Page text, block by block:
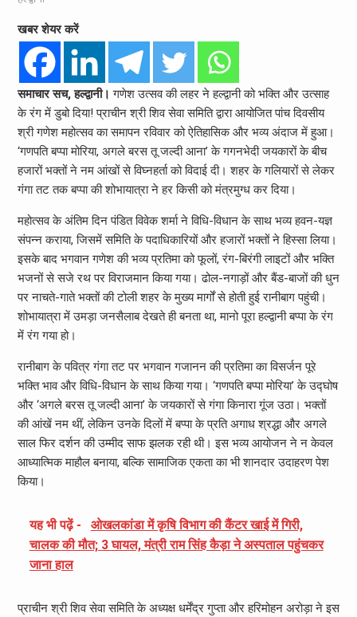
खबर शेयर करें
समाचार सच, हल्द्वानी। गणेश उत्सव की लहर ने हल्द्वानी को भक्ति और उत्साह
के रंग में डुबो दिया! प्राचीन श्री शिव सेवा समिति द्वारा आयोजित पांच दिवसीय
श्री गणेश महोत्सव का समापन रविवार को ऐतिहासिक और भव्य अंदाज में हुआ।
‘गणपति बप्पा मोरिया, अगले बरस तू जल्दी आना’ के गगनभेदी जयकारों के बीच
हजारों भक्तों ने नम आंखों से विघ्नहर्ता को विदाई दी। शहर के गलियारों से लेकर
गंगा तट तक बप्पा की शोभायात्रा ने हर किसी को मंत्रमुग्ध कर दिया।
महोत्सव के अंतिम दिन पंडित विवेक शर्मा ने विधि-विधान के साथ भव्य हवन-यज्ञ
संपन्न कराया, जिसमें समिति के पदाधिकारियों और हजारों भक्तों ने हिस्सा लिया।
इसके बाद भगवान गणेश की भव्य प्रतिमा को फूलों, रंग-बिरंगी लाइटों और भक्ति
भजनों से सजे रथ पर विराजमान किया गया। ढोल-नगाड़ों और बैंड-बाजों की धुन
पर नाचते-गाते भक्तों की टोली शहर के मुख्य मार्गों से होती हुई रानीबाग पहुंची।
शोभायात्रा में उमड़ा जनसैलाब देखते ही बनता था, मानो पूरा हल्द्वानी बप्पा के रंग
में रंग गया हो।
रानीबाग के पवित्र गंगा तट पर भगवान गजानन की प्रतिमा का विसर्जन पूरे
भक्ति भाव और विधि-विधान के साथ किया गया। ‘गणपति बप्पा मोरिया’ के उद्घोष
और ‘अगले बरस तू जल्दी आना’ के जयकारों से गंगा किनारा गूंज उठा। भक्तों
की आंखें नम थीं, लेकिन उनके दिलों में बप्पा के प्रति अगाध श्रद्धा और अगले
साल फिर दर्शन की उम्मीद साफ झलक रही थी। इस भव्य आयोजन ने न केवल
आध्यात्मिक माहौल बनाया, बल्कि सामाजिक एकता का भी शानदार उदाहरण पेश
किया।
यह भी पढ़ें -
ओखलकांडा में कृषि विभाग की कैंटर खाई में गिरी,
चालक की मौत; 3 घायल, मंत्री राम सिंह कैड़ा ने अस्पताल पहुंचकर
जाना हाल
प्राचीन श्री शिव सेवा समिति के अध्यक्ष धर्मेंद्र गुप्ता और हरिमोहन अरोड़ा ने इस